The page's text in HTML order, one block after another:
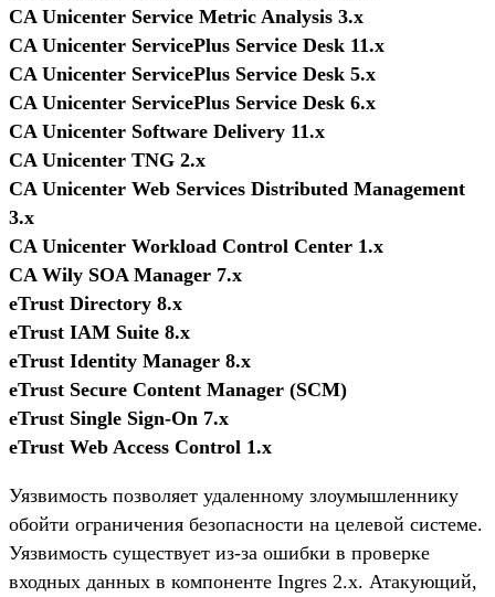
CA Unicenter Service Metric Analysis 3.x
CA Unicenter ServicePlus Service Desk 11.x
CA Unicenter ServicePlus Service Desk 5.x
CA Unicenter ServicePlus Service Desk 6.x
CA Unicenter Software Delivery 11.x
CA Unicenter TNG 2.x
CA Unicenter Web Services Distributed Management
3.x
CA Unicenter Workload Control Center 1.x
CA Wily SOA Manager 7.x
eTrust Directory 8.x
eTrust IAM Suite 8.x
eTrust Identity Manager 8.x
eTrust Secure Content Manager (SCM)
eTrust Single Sign-On 7.x
eTrust Web Access Control 1.x
Уязвимость позволяет удаленному злоумышленнику
обойти ограничения безопасности на целевой системе.
Уязвимость существует из-за ошибки в проверке
входных данных в компоненте Ingres 2.x. Атакующий,